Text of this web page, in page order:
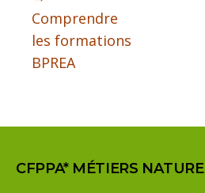
Comprendre
les formations
BPREA
CFPPA* MÉTIERS NATURE